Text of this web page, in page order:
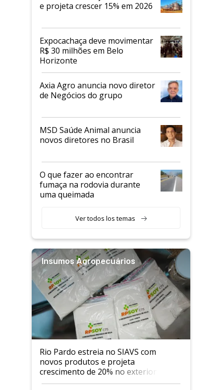
e projeta crescer 15% em 2026
Expocachaça deve movimentar
R$ 30 milhões em Belo
Horizonte
Axia Agro anuncia novo diretor
de Negócios do grupo
MSD Saúde Animal anuncia
novos diretores no Brasil
O que fazer ao encontrar
fumaça na rodovia durante
uma queimada
Ver todos los temas
Insumos Agropecuários
Rio Pardo estreia no SIAVS com
novos produtos e projeta
crescimento de 20% no exterior